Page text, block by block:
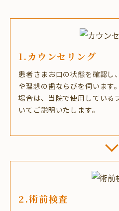
1.カウンセリング
患者さまお口の状態を確認し
や理想の歯ならびを伺います
場合は、当院で使用している
いてご説明いたします。
2.術前検査